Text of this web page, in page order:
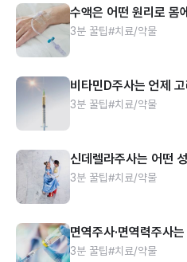
수액은 어떤 원리로 몸
3분 꿀팁#치료/약물
비타민D주사는 언제
3분 꿀팁#치료/약물
신데렐라주사는 어떤
3분 꿀팁#치료/약물
면역주사·면역력주사
3분 꿀팁#치료/약물